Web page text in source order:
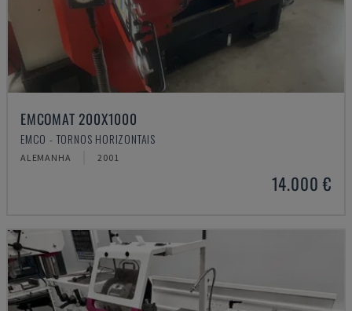
EMCOMAT 200X1000
EMCO - TORNOS HORIZONTAIS
ALEMANHA 2001
14.000 €